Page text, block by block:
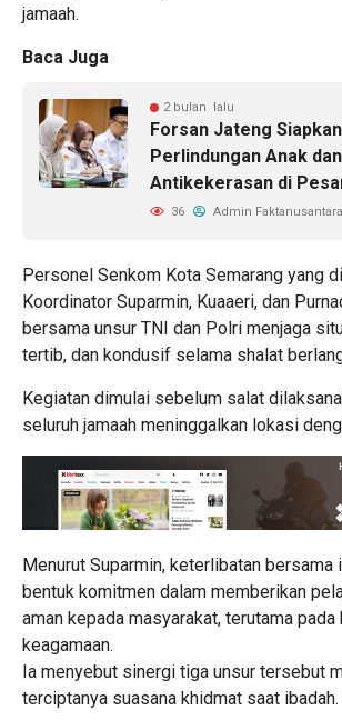
jamaah.
Baca Juga
2 bulan lalu
Forsan Jateng
Perlindungan Anak dan
Antikekerasan di
36 Admin Faktanusantara
Personel Senkom Kota Semarang yang
Koordinator Suparmin, Kuaaeri, dan
bersama unsur TNI dan Polri menjaga
tertib, dan kondusif selama shalat
Kegiatan dimulai sebelum salat
seluruh jamaah meninggalkan lokasi
Menurut Suparmin, keterlibatan bersama
bentuk komitmen dalam memberikan
aman kepada masyarakat, terutama pada
keagamaan.
Ia menyebut sinergi tiga unsur tersebut
terciptanya suasana khidmat saat ibadah.